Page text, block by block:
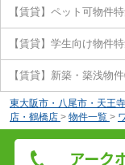
【賃貸】ペット可物件
【賃貸】学生向け物件
【賃貸】新築・築浅物
東大阪市・八尾市・天王
店・鶴橋店 > 物件一覧 >
アーク